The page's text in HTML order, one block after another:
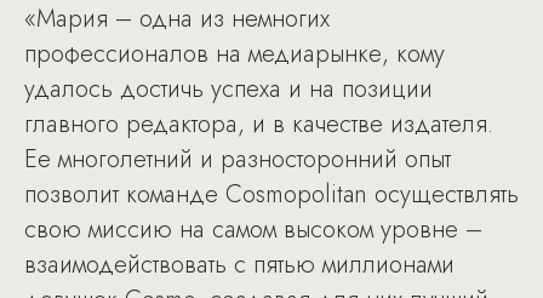
«Мария – одна из немногих
профессионалов на медиарынке, кому
удалось достичь успеха и на позиции
главного редактора, и в качестве издателя.
Ее многолетний и разносторонний опыт
позволит команде Cosmopolitan осуществлять
свою миссию на самом высоком уровне –
взаимодействовать с пятью миллионами